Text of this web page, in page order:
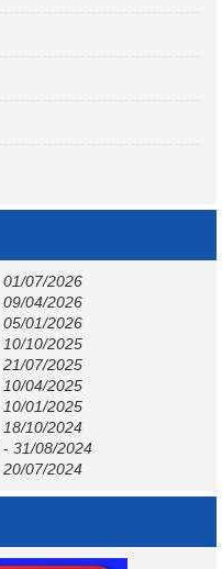
01/07/2026
09/04/2026
05/01/2026
10/10/2025
21/07/2025
10/04/2025
10/01/2025
18/10/2024
- 31/08/2024
20/07/2024